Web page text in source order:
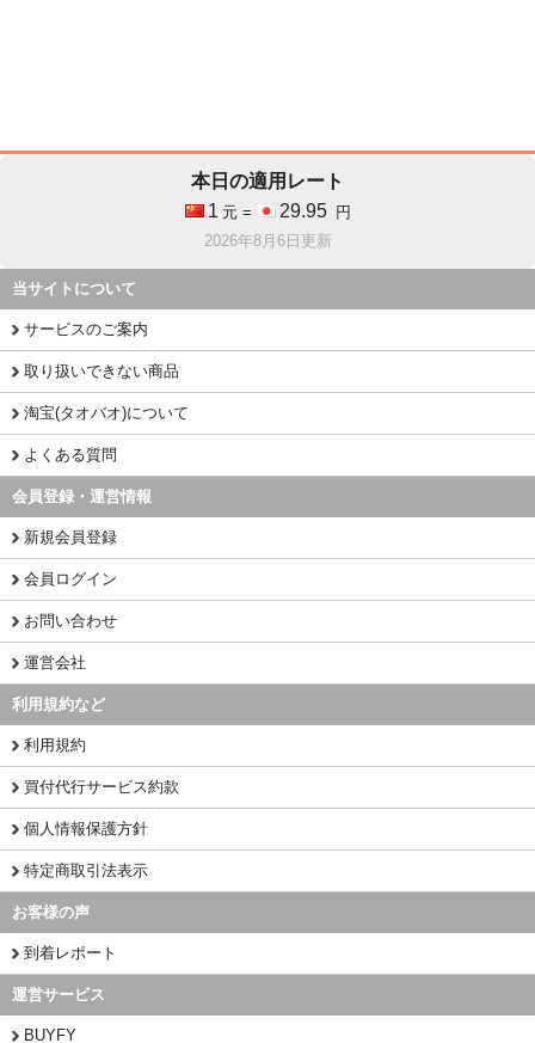
本日の適用レート
1 元 = 29.95
円
2026年8月6日更新
当サイトについて
サービスのご案内
取り扱いできない商品
淘宝(タオバオ)について
よくある質問
会員登録・運営情報
新規会員登録
会員ログイン
お問い合わせ
運営会社
利用規約など
利用規約
買付代行サービス約款
個人情報保護方針
特定商取引法表示
お客様の声
到着レポート
運営サービス
BUYFY